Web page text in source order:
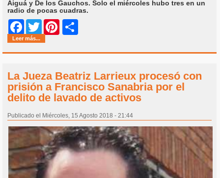
Aiguá y De los Gauchos. Solo el miércoles hubo tres en un
radio de pocas cuadras.
Facebook
Twitter Pinterest
Leer más...
La Jueza Beatriz Larrieux procesó con
prisión a Francisco Sanabria por el
delito de lavado de activos
Publicado el Miércoles, 15 Agosto 2018 - 21:44